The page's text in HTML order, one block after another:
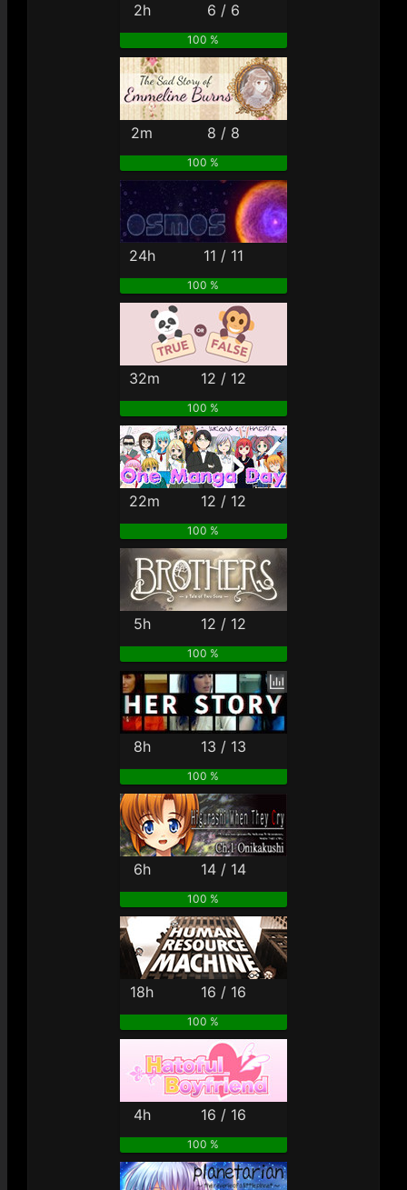
2h 6 / 6
100 %
2m 8 / 8
100 %
24h 11 / 11
100 %
32m 12 / 12
100 %
22m 12 / 12
100 %
5h 12 / 12
100 %
8h 13 / 13
100 %
6h 14 / 14
100 %
18h 16 / 16
100 %
4h 16 / 16
100 %